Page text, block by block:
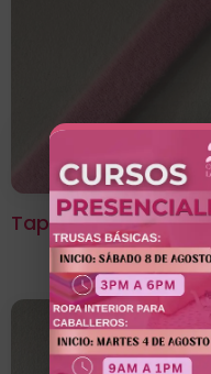
Tapa Varilla Rosado